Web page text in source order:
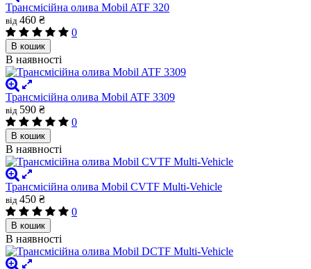
Трансмісійна олива Mobil ATF 320
від 460 ₴
0
В кошик
В наявності
Трансмісійна олива Mobil ATF 3309
від 590 ₴
0
В кошик
В наявності
Трансмісійна олива Mobil CVTF Multi-Vehicle
від 450 ₴
0
В кошик
В наявності